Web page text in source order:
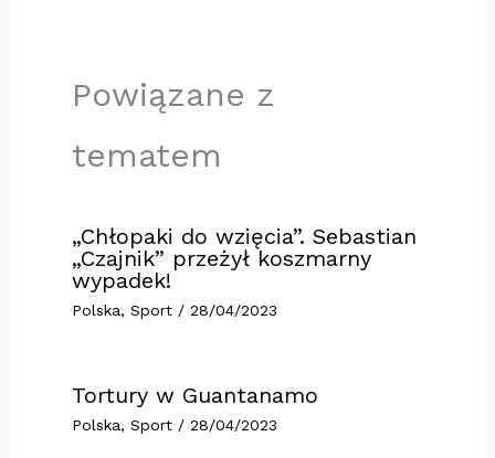
Powiązane z
tematem
„Chłopaki do wzięcia”. Sebastian
„Czajnik” przeżył koszmarny
wypadek!
Polska, Sport/ 28/04/2023
Tortury w Guantanamo
Polska, Sport/ 28/04/2023